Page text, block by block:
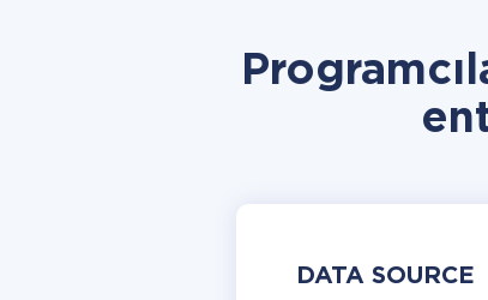
DATA SOURCE